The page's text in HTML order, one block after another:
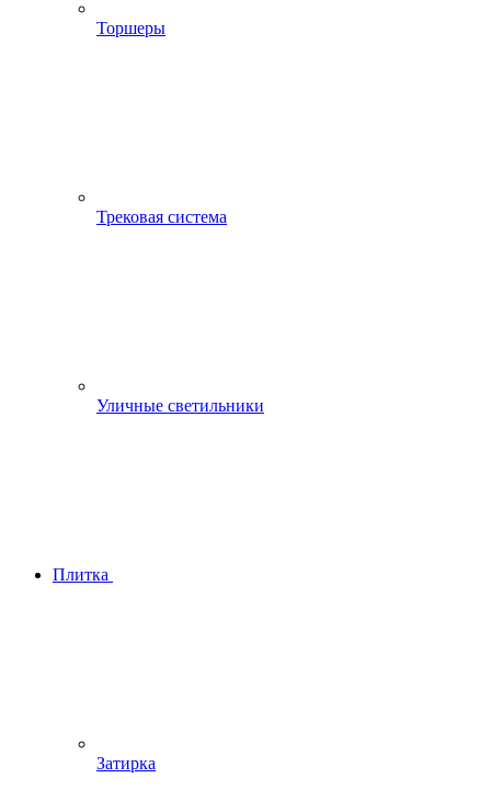
Торшеры
Трековая система
Уличные светильники
Плитка
Затирка